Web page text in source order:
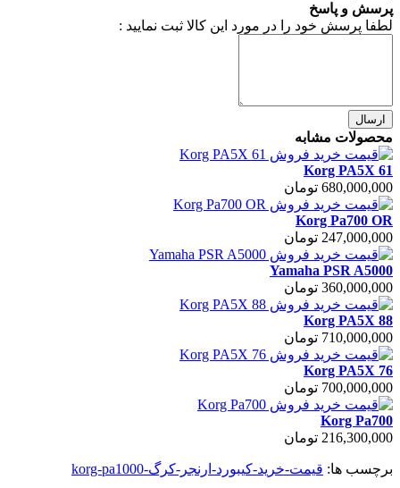
پرسش و پاسخ
لطفا پرسش خود را در مورد این کالا ثبت نمایید :
ارسال
محصولات مشابه
Korg PA5X 61
680,000,000 تومان
Korg Pa700 OR
247,000,000 تومان
Yamaha PSR A5000
360,000,000 تومان
Korg PA5X 88
710,000,000 تومان
Korg PA5X 76
700,000,000 تومان
Korg Pa700
216,300,000 تومان
برچسب ها: قیمت-خرید-کیبورد-ارنجر-کرگ-korg-pa1000